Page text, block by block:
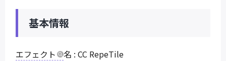
基本情報
エフェクト
名 : CC RepeTile